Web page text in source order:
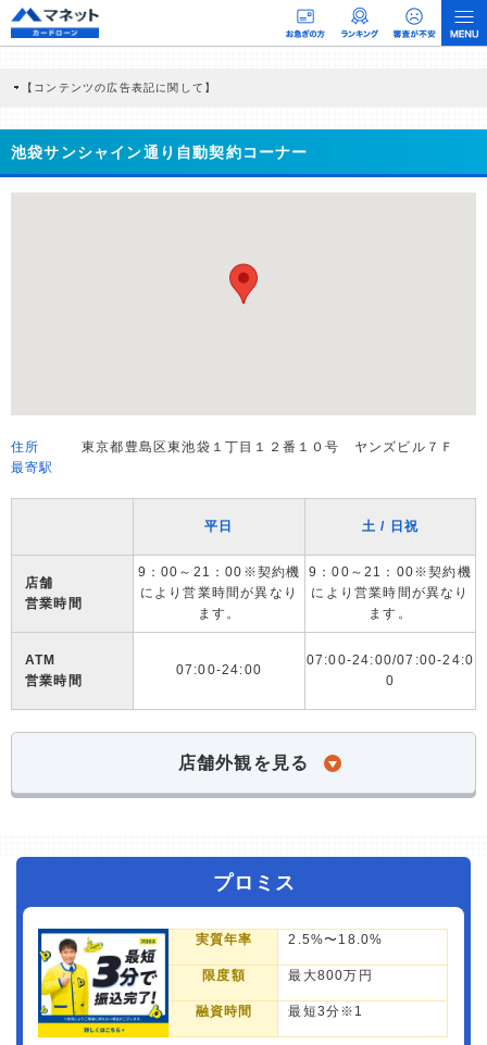
【コンテンツの広告表記に関して】
商品を根拠なくPRするものではなく、当編集部の調査／ユーザーへの口コミ収集な
どに基づき、公平性を担保した情報提供を行っています。
>提携企業一覧
池袋サンシャイン通り自動契約コーナー
住所
東京都豊島区東池袋１丁目１２番１０号 ヤンズビル７Ｆ
最寄駅
平日 土 / 日祝
店舗
営業時間
9：00～21：00※契約機
により営業時間が異なり
ます。
9：00～21：00※契約機
により営業時間が異なり
ます。
ATM
営業時間
07:00-24:00
07:00-24:00/07:00-24:0
0
店舗外観を見る
プロミス
実質年率 2.5%〜18.0%
限度額 最大800万円
融資時間 最短3分※1